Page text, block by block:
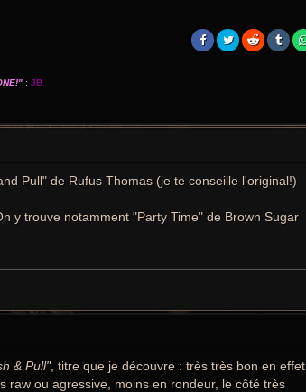
: JB
Pull" de Rufus Thomas (je te conseille l'original!)
y trouve notamment "Party Time" de Brown Sugar
& Pull", titre que je découvre : très très bon en effet.
raw ou agressive, moins en rondeur, le côté très